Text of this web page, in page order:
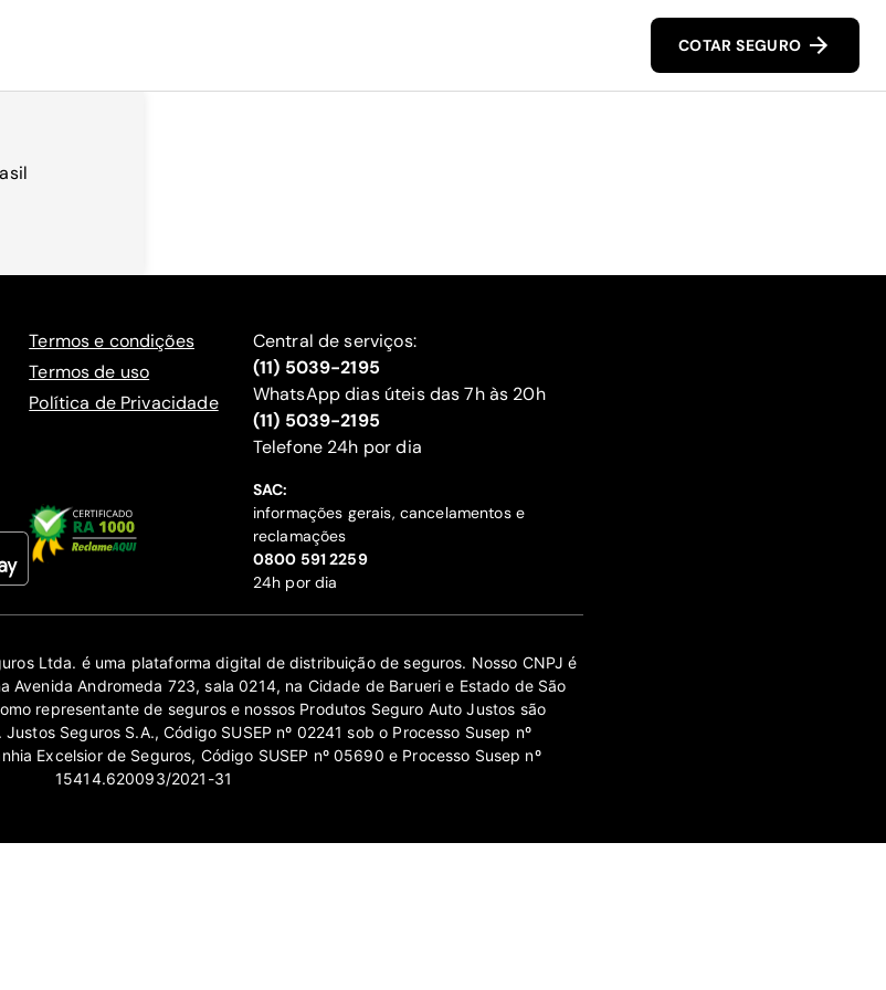
COTAR SEGURO
Termos e condições
Termos de uso
Política de Privacidade
Central de serviços:
(11) 5039-2195
WhatsApp dias úteis das 7h às 20h
(11) 5039-2195
‍Telefone 24h por dia
SAC:
informações gerais, cancelamentos e
reclamações
‍0800 591 2259
24h por dia
Ltda. é uma plataforma digital de distribuição de seguros. Nosso CNPJ é
Andromeda 723, sala 0214, na Cidade de Barueri e Estado de São
representante de seguros e nossos Produtos Seguro Auto Justos são
Seguros S.A., Código SUSEP nº 02241 sob o Processo Susep nº
Excelsior de Seguros, Código SUSEP nº 05690 e Processo Susep nº
15414.620093/2021-31